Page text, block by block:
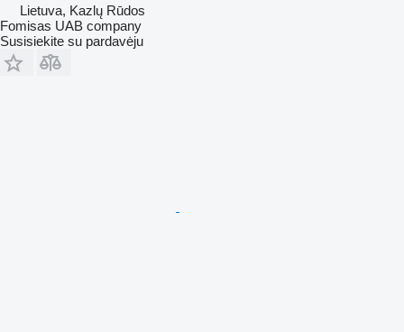
Lietuva, Kazlų Rūdos
Fomisas UAB company
Susisiekite su pardavėju